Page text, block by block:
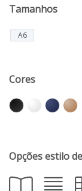
Tamanhos
A6
Cores
Opções estilo